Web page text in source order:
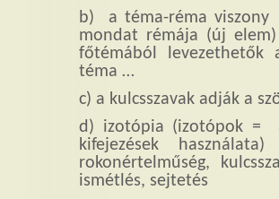
b) a téma-réma
mondat rémája (új
főtémából levezethetők
téma …
c) a kulcsszavak adják a
d) izotópia (izotópok =
kifejezések
rokonértelműség,
ismétlés, sejtetés